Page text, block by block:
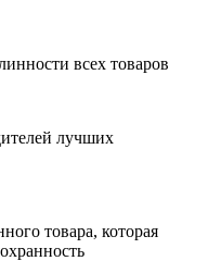
всех товаров
лучших
товара, которая